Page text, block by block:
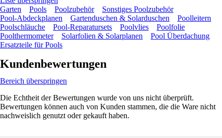
Garten
Pools Poolzubehör
Sonstiges Poolzubehör
Pool-Abdeckplanen
Gartenduschen & Solarduschen
Poolleitern
Poolschläuche
Pool-Reparatursets Poolvlies
Poolfolie
Poolthermometer
Solarfolien & Solarplanen
Pool Überdachung
Ersatzteile für Pools
Kundenbewertungen
Bereich überspringen
Die Echtheit der Bewertungen wurde von uns nicht überprüft.
Bewertungen können auch von Kunden stammen, die die Ware nicht
nachweislich genutzt oder gekauft haben.